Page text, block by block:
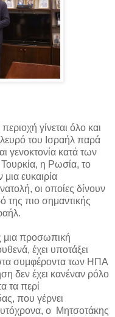
γίνεται όλο και
του Ισραήλ παρά
γενοκτονία κατά των
η Ρωσία, το
ευκαιρία
οι οποίες δίνουν
πιο σημαντικής
προσωπική
έχει υποτάξει
συμφέροντα των ΗΠΑ
δεν έχει κανέναν ρόλο
τα περί
που γέρνει
ο Μητσοτάκης